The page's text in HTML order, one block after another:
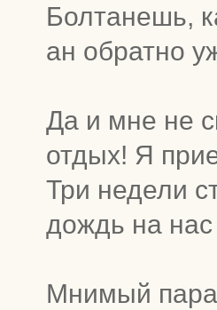
Болтанешь,
ан обратно
Да и мне не
отдых! Я
Три недели
дождь на
Мнимый